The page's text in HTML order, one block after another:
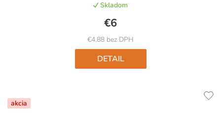
je
4,3
z
5
hviezdičiek.
Skladom
€4,88 bez DPH
€6
DETAIL
akcia